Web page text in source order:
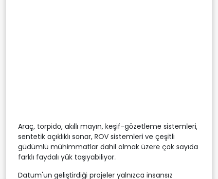
Araç, torpido, akıllı mayın, keşif-gözetleme sistemleri,
sentetik açıklıklı sonar, ROV sistemleri ve çeşitli
güdümlü mühimmatlar dahil olmak üzere çok sayıda
farklı faydalı yük taşıyabiliyor.
Datum'un geliştirdiği projeler yalnızca insansız